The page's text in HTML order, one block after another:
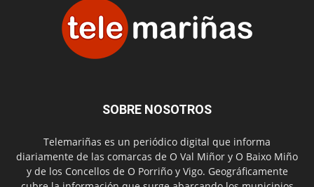
SOBRE NOSOTROS
Telemariñas es un periódico digital que informa
diariamente de las comarcas de O Val Miñor y O Baixo Miño
y de los Concellos de O Porriño y Vigo. Geográficamente